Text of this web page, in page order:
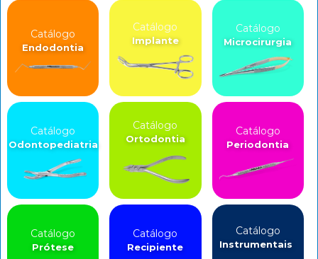
Catálogo
Endodontia
Catálogo
Implante
Catálogo
Microcirurgia
Catálogo
Odontopediatria
Catálogo
Ortodontia
Catálogo
Periodontia
Catálogo
Prótese
Catálogo
Recipiente
Catálogo
Instrumentais